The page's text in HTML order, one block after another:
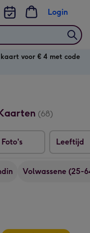
Login
voor € 4 met code
(68)
Foto's Leeftijd
Volwassene (25-